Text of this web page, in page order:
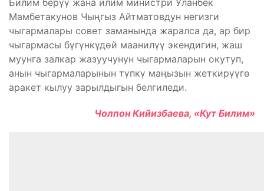
Билим берүү жана илим министри Уланбек
Мамбетакунов Чыңгыз Айтматовдун негизги
чыгармалары совет заманында жаралса да, ар бир
чыгармасы бүгүнкүдөй маанилүү экендигин, жаш
муунга залкар жазуучунун чыгармаларын окутуп,
анын чыгармаларынын түпкү маңызын жеткирүүгө
аракет кылуу зарылдыгын белгиледи.
Чолпон Кийизбаева, «Кут Билим»